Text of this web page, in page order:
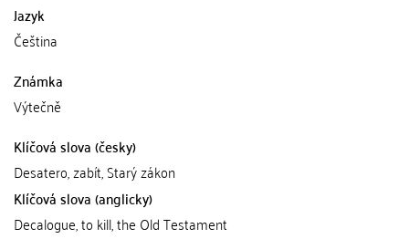
Jazyk
Čeština
Známka
Výtečně
Klíčová slova (česky)
Desatero, zabít, Starý zákon
Klíčová slova (anglicky)
Decalogue, to kill, the Old Testament